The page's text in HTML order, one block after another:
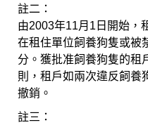
註二：
由2003年11月1日開始，
在租住單位飼養狗隻或被
分。獲批准飼養狗隻的租
則，租戶如兩次違反飼養
撤銷。
註三：